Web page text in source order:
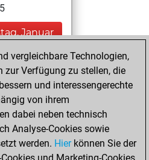
Januar
played 3
Play
scored +0
blitz
Januar
vergleichbare Technologien,
Verfügung zu stellen, die
und interessengerechte
von ihrem
dabei neben technisch
Analyse-Cookies sowie
werden. Hierkönnen Sie der